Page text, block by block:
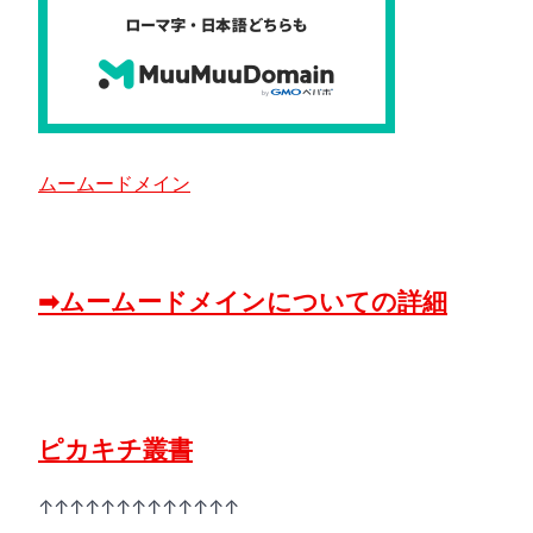
ムームードメイン
➡ムームードメインについての詳細
ピカキチ叢書
↑↑↑↑↑↑↑↑↑↑↑↑↑